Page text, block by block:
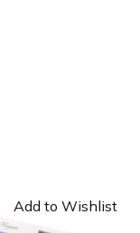
Add to Wishlist